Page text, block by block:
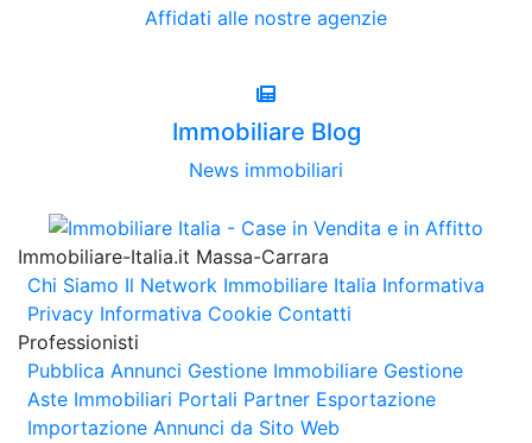
Affidati alle nostre agenzie
Immobiliare Blog
News immobiliari
Immobiliare-Italia.it Massa-Carrara
Chi Siamo Il Network Immobiliare Italia Informativa
Privacy Informativa Cookie Contatti
Professionisti
Pubblica Annunci Gestione Immobiliare Gestione
Aste Immobiliari Portali Partner Esportazione
Importazione Annunci da Sito Web